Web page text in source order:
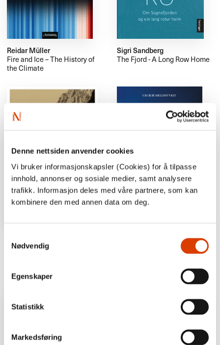
Denne nettsiden anvender cookies
Vi bruker informasjonskapsler (Cookies) for å tilpasse
innhold, annonser og sosiale medier, samt analysere
trafikk. Informasjon deles med våre partnere, som kan
kombinere den med annen data om deg.
Nødvendig
Egenskaper
Statistikk
Markedsføring
Reidar Müller
Fire and Ice – The History of
the Climate
Sigri Sandberg
The Fjord - A Long Row Home
world in the footsteps of a
lost, and what is left behind
Disquiet on the Eastern Front.
The war that transforms